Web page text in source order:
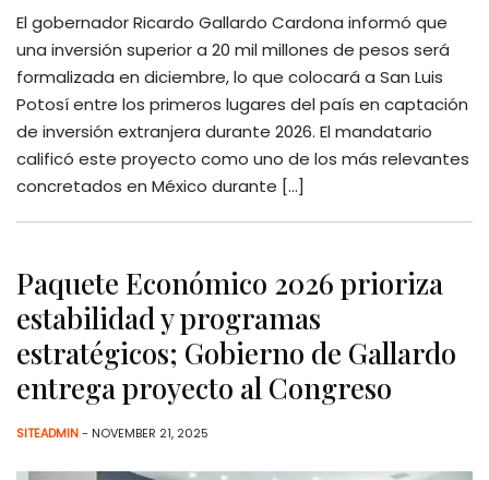
El gobernador Ricardo Gallardo Cardona informó que
una inversión superior a 20 mil millones de pesos será
formalizada en diciembre, lo que colocará a San Luis
Potosí entre los primeros lugares del país en captación
de inversión extranjera durante 2026. El mandatario
calificó este proyecto como uno de los más relevantes
concretados en México durante […]
Paquete Económico 2026 prioriza
estabilidad y programas
estratégicos; Gobierno de Gallardo
entrega proyecto al Congreso
SITEADMIN- NOVEMBER 21, 2025